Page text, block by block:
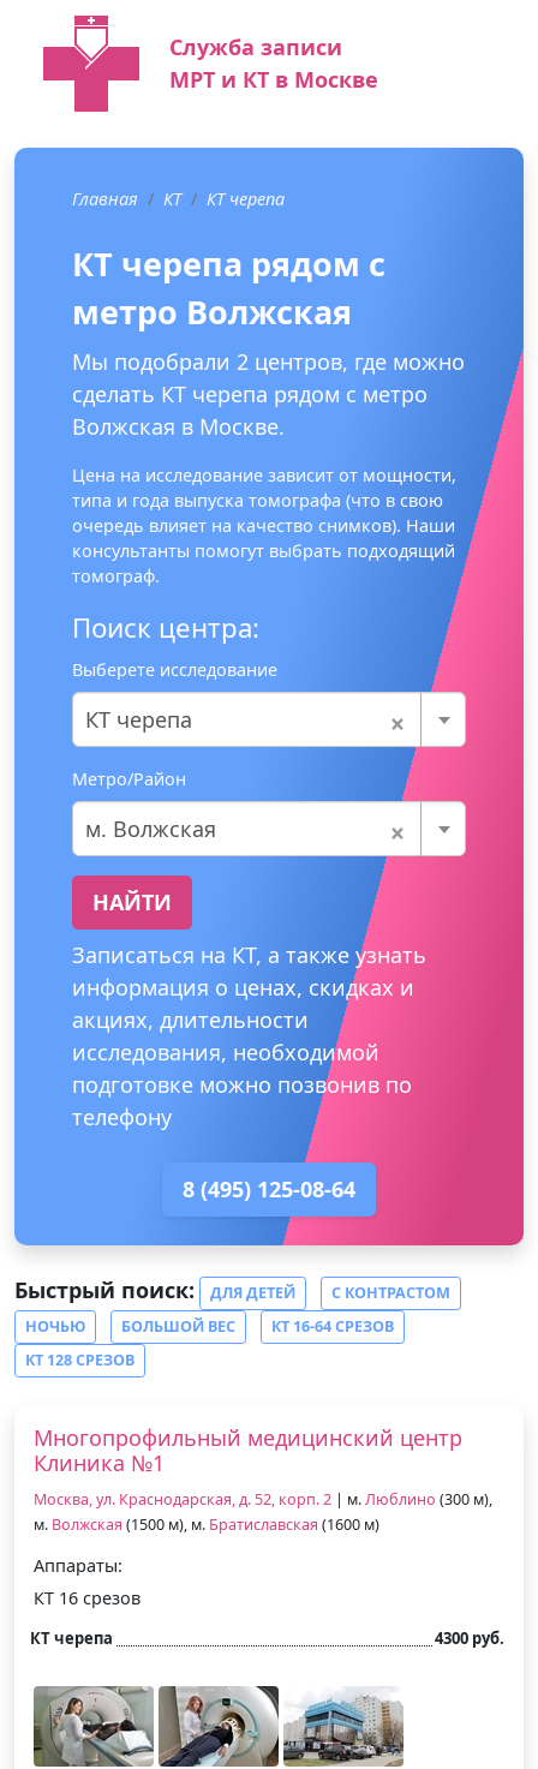
Служба записи
МРТ и КТ в Москве
Главная КТ КТ черепа
КТ черепа рядом с
метро Волжская
Мы подобрали 2 центров, где можно
сделать КТ черепа рядом с метро
Волжская в Москве.
Цена на исследование зависит от мощности,
типа и года выпуска томографа (что в свою
очередь влияет на качество снимков). Наши
консультанты помогут выбрать подходящий
томограф.
Поиск центра:
Выберете исследование
×
КТ черепа
Метро/Район
×
м. Волжская
НАЙТИ
Записаться на КТ, а также узнать
информация о ценах, скидках и
акциях, длительности
исследования, необходимой
подготовке можно позвонив по
телефону
8 (495) 125-08-64
Быстрый поиск: ДЛЯ ДЕТЕЙ
С КОНТРАСТОМ
НОЧЬЮ
БОЛЬШОЙ ВЕС
КТ 16-64 СРЕЗОВ
КТ 128 СРЕЗОВ
Многопрофильный медицинский центр
Клиника №1
Москва, ул. Краснодарская, д. 52, корп. 2 | м.Люблино (300 м),
м. Волжская (1500 м), м. Братиславская (1600 м)
Аппараты:
КТ 16 срезов
КТ черепа 4300 руб.